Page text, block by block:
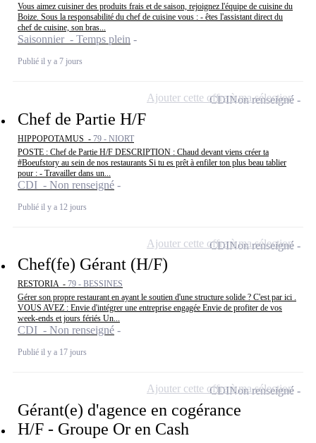
Vous aimez cuisiner des produits frais et de saison, rejoignez l'équipe de cuisine du
Boize. Sous la responsabilité du chef de cuisine vous : - êtes l'assistant direct du
chef de cuisine, son bras...
Saisonnier - Temps plein
Publié il y a 7 jours
Chef de Partie H/F
HIPPOPOTAMUS - 79 - NIORT
POSTE : Chef de Partie H/F DESCRIPTION : Chaud devant viens créer ta
#Boeufstory au sein de nos restaurants Si tu es prêt à enfiler ton plus beau tablier
pour : - Travailler dans un...
CDI - Non renseigné
Publié il y a 12 jours
CDINon renseigné
Ajouter cette offre à ma sélection
Chef(fe) Gérant (H/F)
RESTORIA - 79 - BESSINES
Gérer son propre restaurant en ayant le soutien d'une structure solide ? C'est par ici .
VOUS AVEZ : Envie d'intégrer une entreprise engagée Envie de profiter de vos
week-ends et jours fériés Un...
CDI - Non renseigné
Publié il y a 17 jours
CDINon renseigné
Ajouter cette offre à ma sélection
Gérant(e) d'agence en cogérance
H/F - Groupe Or en Cash
CDINon renseigné
Ajouter cette offre à ma sélection